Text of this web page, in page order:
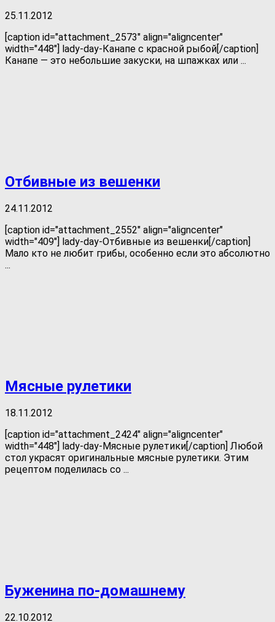
25.11.2012
[caption id="attachment_2573" align="aligncenter"
width="448"] lady-day-Канапе с красной рыбой[/caption]
Канапе — это небольшие закуски, на шпажках или ...
Отбивные из вешенки
24.11.2012
[caption id="attachment_2552" align="aligncenter"
width="409"] lady-day-Отбивные из вешенки[/caption]
Мало кто не любит грибы, особенно если это абсолютно
...
Мясные рулетики
18.11.2012
[caption id="attachment_2424" align="aligncenter"
width="448"] lady-day-Мясные рулетики[/caption] Любой
стол украсят оригинальные мясные рулетики. Этим
рецептом поделилась со ...
Буженина по-домашнему
22.10.2012